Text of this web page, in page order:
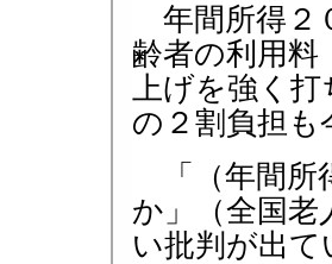
年間所得２
齢者の利用料
上げを強く
の２割負担
「（年間所
か」（全国老
い批判が出て